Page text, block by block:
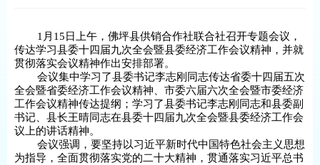
1月15日上午，佛坪县供销合作社联合社召开专题会议，
传达学习县委十四届九次全会暨县委经济工作会议精神，并就
贯彻落实会议精神作出安排部署。
会议集中学习了县委书记李志刚同志传达省委十四届五次
全会暨省委经济工作会议精神、市委六届六次全会暨市委经济
工作会议精神传达提纲；学习了县委书记李志刚同志和县委副
书记、县长王晴同志在县委十四届九次全会暨县委经济工作会
议上的讲话精神。
会议强调，要坚持以习近平新时代中国特色社会主义思想
为指导，全面贯彻落实党的二十大精神，贯通落实习近平总书